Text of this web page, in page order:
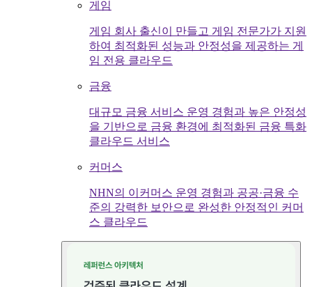
게임
게임 회사 출신이 만들고 게임 전문가가 지원
하여 최적화된 성능과 안정성을 제공하는 게
임 전용 클라우드
금융
대규모 금융 서비스 운영 경험과 높은 안정성
을 기반으로 금융 환경에 최적화된 금융 특화
클라우드 서비스
커머스
NHN의 이커머스 운영 경험과 공공·금융 수
준의 강력한 보안으로 완성한 안정적인 커머
스 클라우드